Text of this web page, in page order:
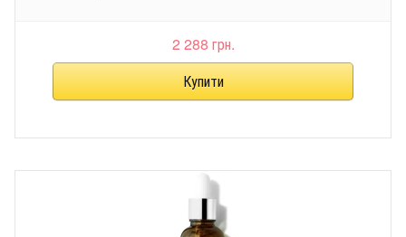
2 288 грн.